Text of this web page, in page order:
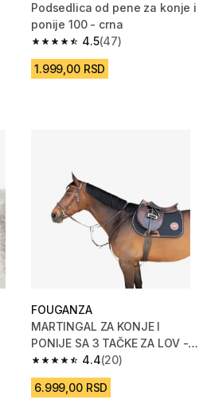
Podsedlica od pene za konje i
ponije 100 - crna
4.5
4.5 od 5 zvezdica from 47
(47)
1.999,00 RSD
FOUGANZA
MARTINGAL ZA KONJE I
PONIJE SA 3 TAČKE ZA LOV -
TAMNO BRAON
4.4
4.4 od 5 zvezdica from 20
(20)
6.999,00 RSD